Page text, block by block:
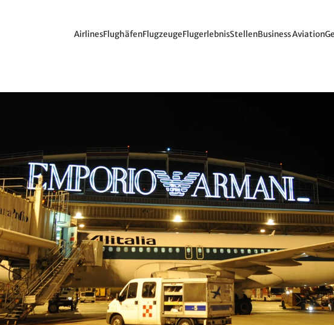
AirlinesFlughäfenFlugzeugeFlugerlebnisStellenBusiness Aviation